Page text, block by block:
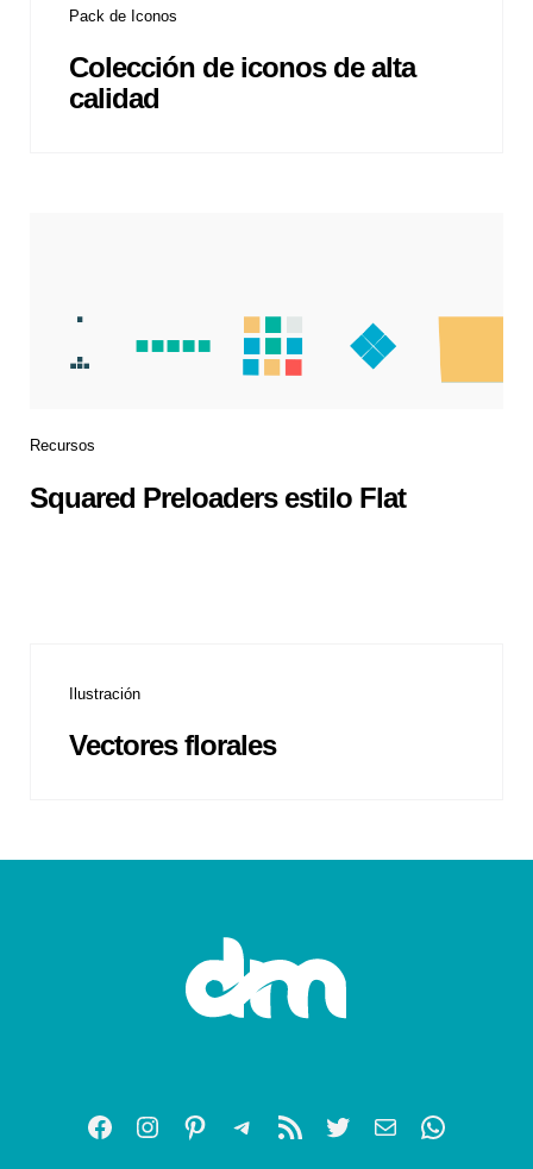
Pack de Iconos
Colección de iconos de alta
calidad
Recursos
Squared Preloaders estilo Flat
Ilustración
Vectores florales